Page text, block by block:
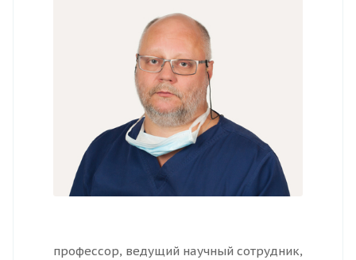
профессор, ведущий научный сотрудник,